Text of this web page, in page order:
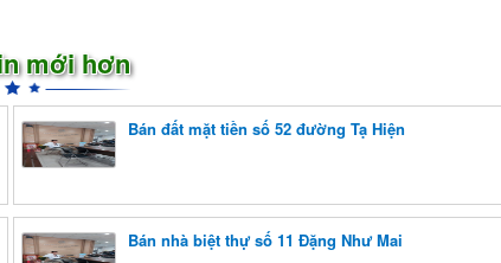
mới hơn
Bán đất mặt tiền số 52 đường Tạ Hiện
Bán nhà biệt thự số 11 Đặng Như Mai